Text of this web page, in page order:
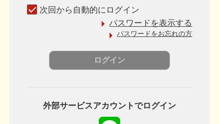
次回から自動的にログイン
パスワードを表示する
パスワードをお忘れの方
外部サービスアカウントでログイン